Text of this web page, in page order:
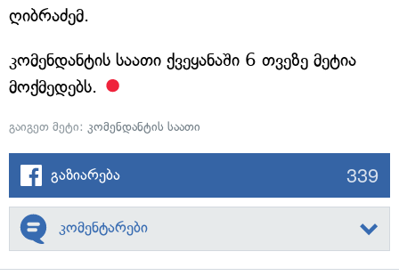
ღიბრაძემ.
კომენდანტის საათი ქვეყანაში 6 თვეზე მეტია
მოქმედებს.
გაიგეთ მეტი: კომენდანტის საათი
გაზიარება 339
კომენტარები